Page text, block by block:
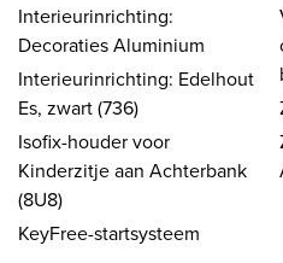
Interieurinrichting:
Decoraties Aluminium
Interieurinrichting: Edelhout
Es, zwart (736)
Isofix-houder voor
Kinderzitje aan Achterbank
(8U8)
KeyFree-startsysteem